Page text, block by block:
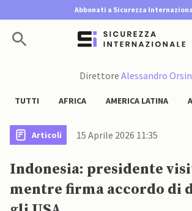
Abbonati a Sicurezza
Direttore Alessandro
TUTTI AFRICA AMERICA LATINA
Articoli 15 Aprile 2026 11:35
Indonesia: presidente
mentre firma accordo di